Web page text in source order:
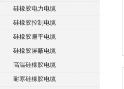
硅橡胶电力电缆
硅橡胶控制电缆
硅橡胶扁平电缆
硅橡胶屏蔽电缆
高温硅橡胶电缆
耐寒硅橡胶电缆